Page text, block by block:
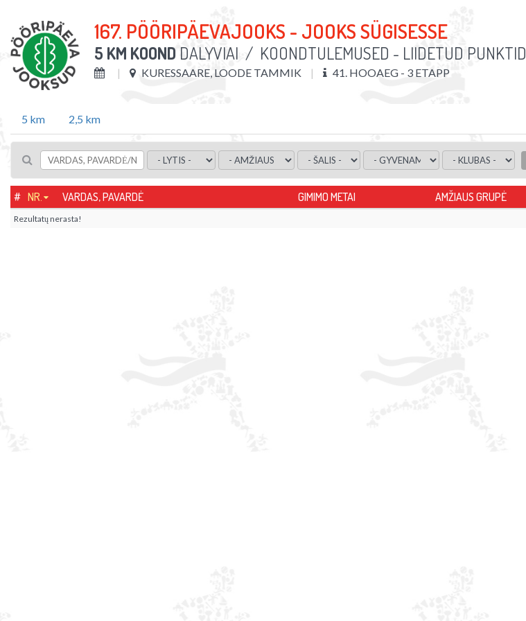
167. PÖÖRIPÄEVAJOOKS - JOOKS SÜGISESSE
5 KM KOOND DALYVIAI / KOONDTULEMUSED - LIIDETUD PUNKTID
KURESSAARE, LOODE TAMMIK 41. HOOAEG - 3 ETAPP
5 km 2,5 km
# NR. VARDAS, PAVARDĖ GIMIMO METAI AMŽIAUS GRUPĖ
Rezultatų nerasta!